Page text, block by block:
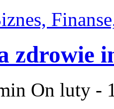
zdrowie
On luty -